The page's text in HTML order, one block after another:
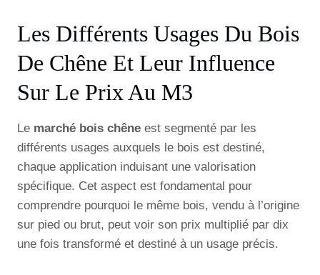
Les Différents Usages Du Bois
De Chêne Et Leur Influence
Sur Le Prix Au M3
Le marché bois chêne est segmenté par les
différents usages auxquels le bois est destiné,
chaque application induisant une valorisation
spécifique. Cet aspect est fondamental pour
comprendre pourquoi le même bois, vendu à l’origine
sur pied ou brut, peut voir son prix multiplié par dix
une fois transformé et destiné à un usage précis.